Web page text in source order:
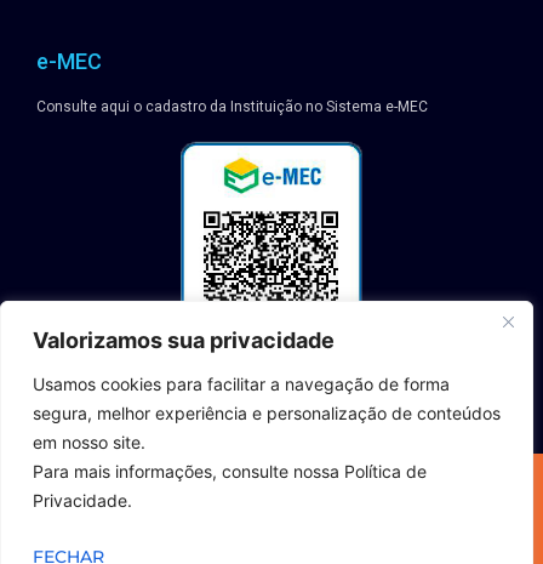
Valorizamos sua privacidade
Usamos cookies para facilitar a navegação de forma
segura, melhor experiência e personalização de conteúdos
em nosso site.
Para mais informações, consulte nossa Política de
Privacidade.
FECHAR
e-MEC
Consulte aqui o cadastro da Instituição no Sistema e-MEC
2023 © TODOS OS DIREITOS RESERVADOS | INSTITUTO MINEIRO DE
EDUCAÇÃO SUPERIOR – CNPJ: 07.543.471/0001-95